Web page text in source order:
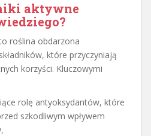
aktywne
roślina obdarzona
które przyczyniają
korzyści. Kluczowymi
rolę antyoksydantów, które
szkodliwym wpływem